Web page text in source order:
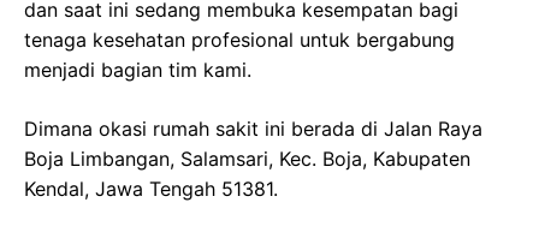
dan saat ini sedang membuka kesempatan bagi
tenaga kesehatan profesional untuk bergabung
menjadi bagian tim kami.
Dimana okasi rumah sakit ini berada di Jalan Raya
Boja Limbangan, Salamsari, Kec. Boja, Kabupaten
Kendal, Jawa Tengah 51381.